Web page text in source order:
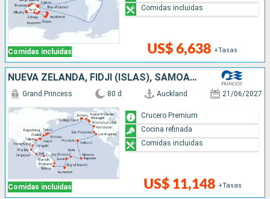
Comidas incluidas US$ 6,638 +Tasas
Comidas incluidas
NUEVA ZELANDA, FIDJI (ISLAS), SAMOA, FRANCIA, ESTADOS UNIDOS, CANADÁ, JAPÓN, TAIWÁN, CHINA, VIETNAM, SINGAPUR, INDONESIA, AUSTRALIA
Comidas incluidas
Grand Princess 80 d Auckland 21/06/2027
US$ 11,148 +Tasas
Crucero Premium
Cocina refinada
Comidas incluidas